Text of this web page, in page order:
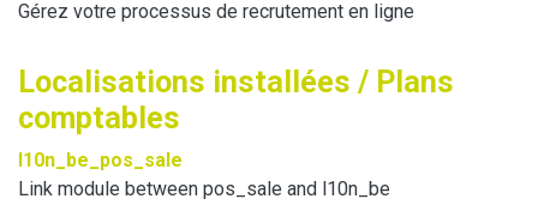
Gérez votre processus de recrutement en ligne
Localisations installées / Plans
comptables
l10n_be_pos_sale
Link module between pos_sale and l10n_be